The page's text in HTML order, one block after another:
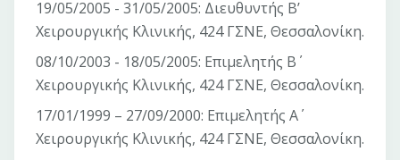
19/05/2005 - 31/05/2005: Διευθυντής Β’
Χειρουργικής Κλινικής, 424 ΓΣΝΕ, Θεσσαλονίκη.
08/10/2003 - 18/05/2005: Επιμελητής Β΄
Χειρουργικής Κλινικής, 424 ΓΣΝΕ, Θεσσαλονίκη.
17/01/1999 – 27/09/2000: Επιμελητής Α΄
Χειρουργικής Κλινικής, 424 ΓΣΝΕ, Θεσσαλονίκη.